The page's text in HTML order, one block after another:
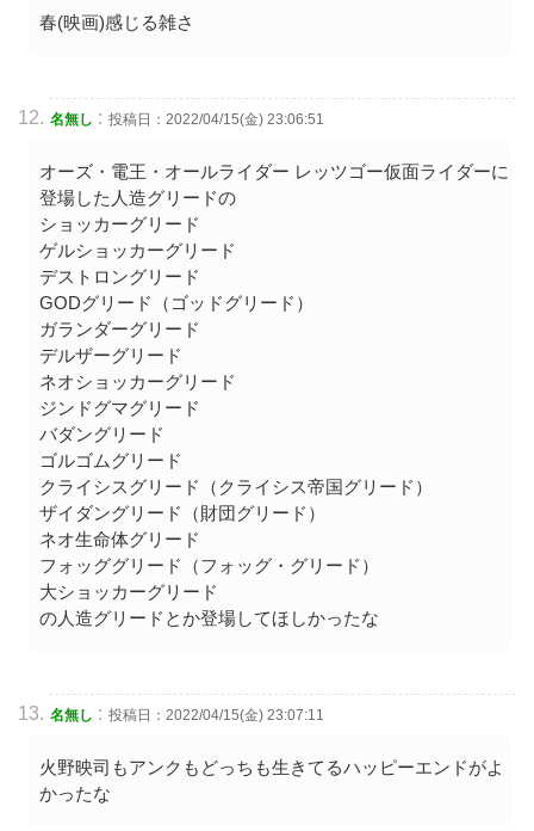
春(映画)感じる雑さ
名無し : 投稿日：2022/04/15(金) 23:06:51
オーズ・電王・オールライダー レッツゴー仮面ライダーに
登場した人造グリードの
ショッカーグリード
ゲルショッカーグリード
デストロングリード
GODグリード（ゴッドグリード）
ガランダーグリード
デルザーグリード
ネオショッカーグリード
ジンドグマグリード
バダングリード
ゴルゴムグリード
クライシスグリード（クライシス帝国グリード）
ザイダングリード（財団グリード）
ネオ生命体グリード
フォッググリード（フォッグ・グリード）
大ショッカーグリード
の人造グリードとか登場してほしかったな
名無し : 投稿日：2022/04/15(金) 23:07:11
火野映司もアンクもどっちも生きてるハッピーエンドがよ
かったな